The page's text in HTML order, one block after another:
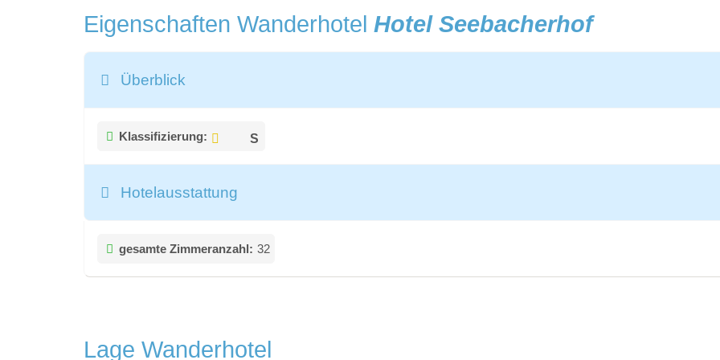
Eigenschaften Wanderhotel Hotel Seebacherhof
Überblick
Klassifizierung:
Hotelausstattung
gesamte Zimmeranzahl: 32
Lage Wanderhotel